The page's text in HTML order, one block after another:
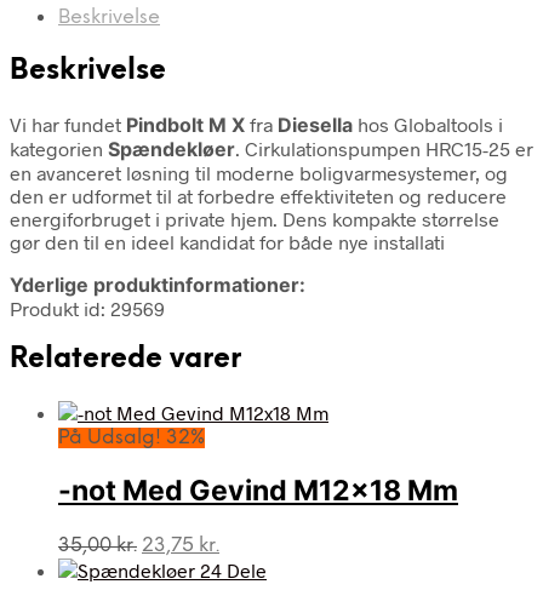
Beskrivelse
Beskrivelse
Vi har fundet Pindbolt M X fra Diesella hos Globaltools i
kategorien Spændekløer. Cirkulationspumpen HRC15-25 er
en avanceret løsning til moderne boligvarmesystemer, og
den er udformet til at forbedre effektiviteten og reducere
energiforbruget i private hjem. Dens kompakte størrelse
gør den til en ideel kandidat for både nye installati
Yderlige produktinformationer:
Produkt id: 29569
Relaterede varer
På Udsalg! 32%
-not Med Gevind M12x18 Mm
35,00kr. Den
oprindelige
23,75 kr.
aktuelle